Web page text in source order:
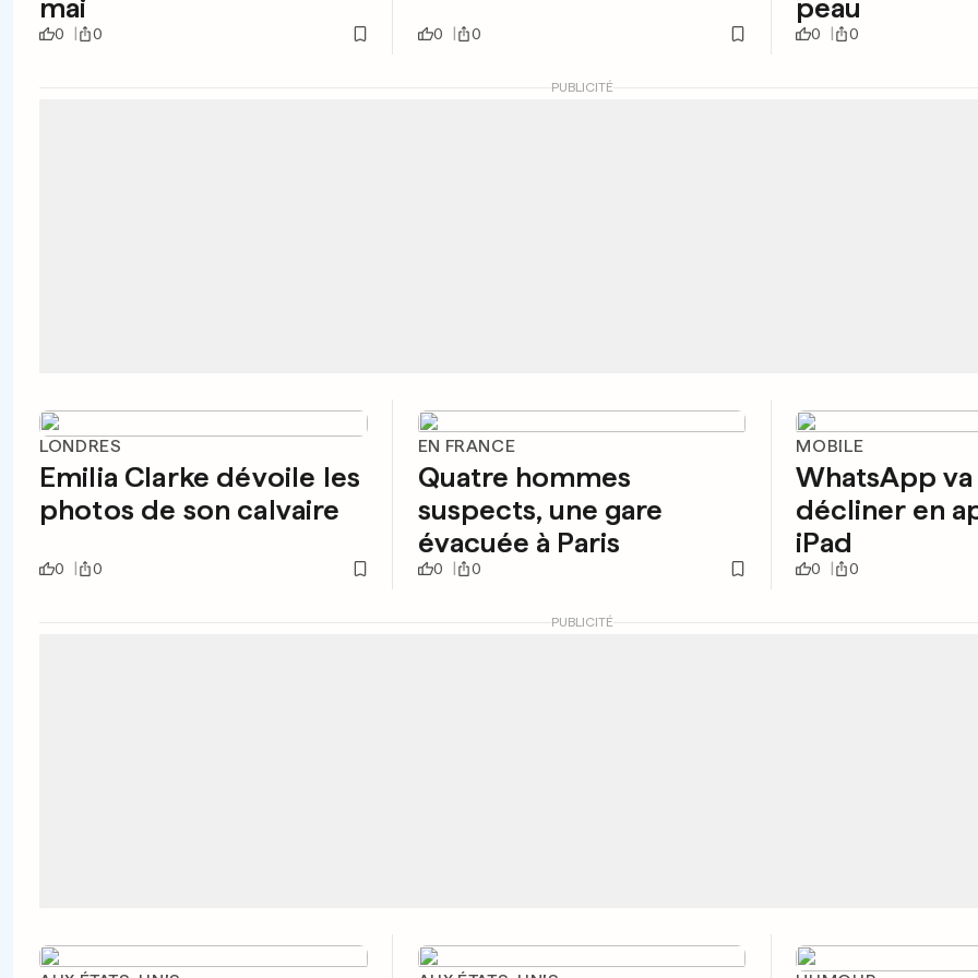
mai
0 0 0 0
peau
0 0
PUBLICITÉ
LONDRES
Emilia Clarke dévoile les
photos de son calvaire
0 0
EN FRANCE
Quatre hommes
suspects, une gare
évacuée à Paris
0 0
MOBILE
WhatsApp
décliner en
iPad
0 0
PUBLICITÉ